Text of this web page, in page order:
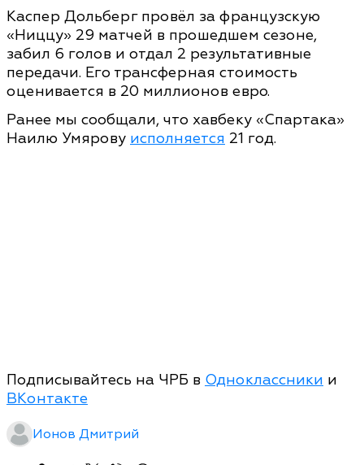
Каспер Дольберг провёл за французскую
«Ниццу» 29 матчей в прошедшем сезоне,
забил 6 голов и отдал 2 результативные
передачи. Его трансферная стоимость
оценивается в 20 миллионов евро.
Ранее мы сообщали, что хавбеку «Спартака»
Наилю Умярову исполняется 21 год.
Подписывайтесь на ЧРБ в Одноклассники и
ВКонтакте
Ионов Дмитрий